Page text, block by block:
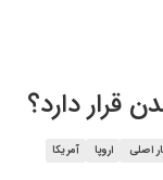
قرار دارد؟
اصلی اروپا
آمریکا